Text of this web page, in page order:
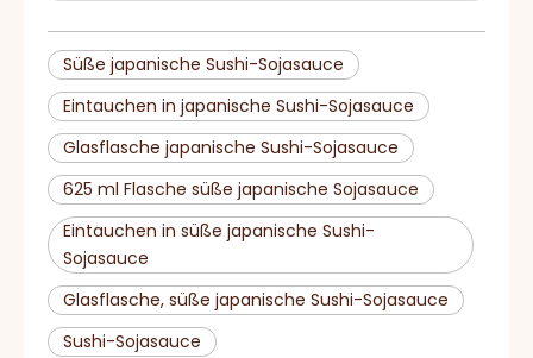
Süße japanische Sushi-Sojasauce
Eintauchen in japanische Sushi-Sojasauce
Glasflasche japanische Sushi-Sojasauce
625 ml Flasche süße japanische Sojasauce
Eintauchen in süße japanische Sushi-
Sojasauce
Glasflasche, süße japanische Sushi-Sojasauce
Sushi-Sojasauce